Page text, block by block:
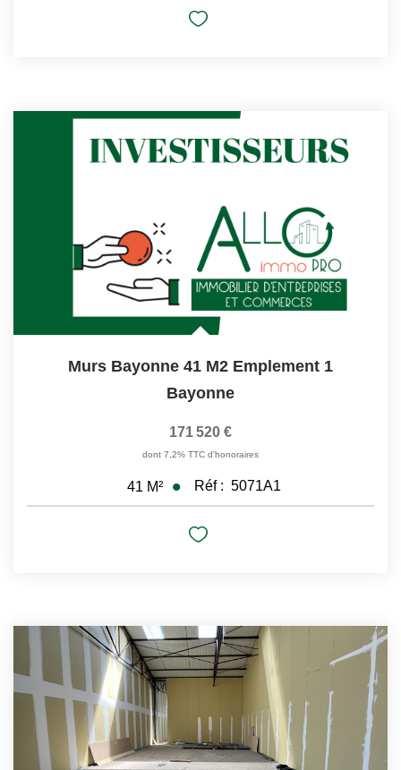
Murs Bayonne 41 M2 Emplement 1
Bayonne
171 520 €
dont 7,2% TTC d'honoraires
41 M² Réf : 5071A1